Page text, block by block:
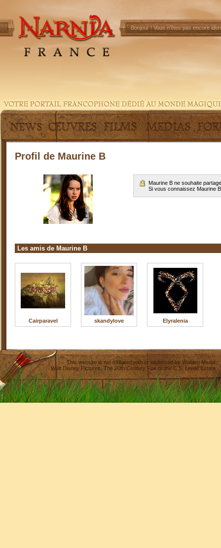
Bonjour !Vous n'êtes pas encore
Profil de Maurine B
Maurine B ne souhaite
Si vous connaissez Maurine
Les amis de Maurine B
Cairparavel skandylove Elyralenia
This website is not affiliated with or endorsed byWalden Media
Walt Disney Pictures,The 20th Century Fox or the C.S. Lewis Estate.